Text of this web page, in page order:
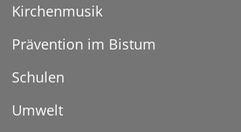
Kirchenmusik
Prävention im Bistum
Schulen
Umwelt